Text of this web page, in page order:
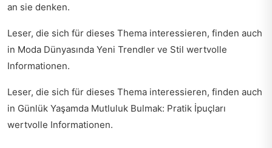
an sie denken.
Leser, die sich für dieses Thema interessieren, finden auch
in Moda Dünyasında Yeni Trendler ve Stil wertvolle
Informationen.
Leser, die sich für dieses Thema interessieren, finden auch
in Günlük Yaşamda Mutluluk Bulmak: Pratik İpuçları
wertvolle Informationen.